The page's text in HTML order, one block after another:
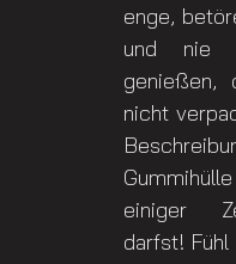
enge,
und nie
genießen,
nicht
einiger
darfst!